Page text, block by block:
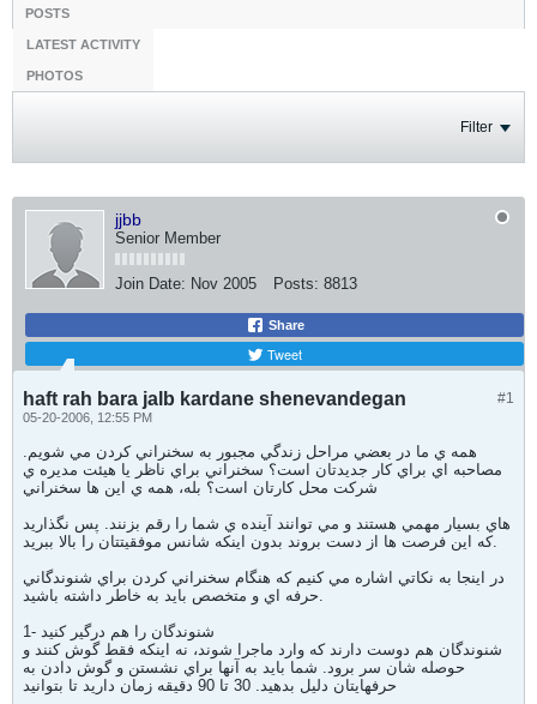
POSTS
LATEST ACTIVITY
PHOTOS
Filter
jjbb
Senior Member
Join Date: Nov 2005 Posts: 8813
Share
Tweet
#1
haft rah bara jalb kardane shenevandegan
05-20-2006, 12:55 PM
همه ي ما در بعضي مراحل زندگي مجبور به سخنراني کردن مي شويم.
مصاحبه اي براي کار جديدتان است؟ سخنراني براي ناظر يا هيئت مديره ي
شرکت محل کارتان است؟ بله، همه ي اين ها سخنراني
هاي بسيار مهمي هستند و مي توانند آينده ي شما را رقم بزنند. پس نگذاريد
که اين فرصت ها از دست بروند بدون اينکه شانس موفقيتتان را بالا ببريد.
در اينجا به نکاتي اشاره مي کنيم که هنگام سخنراني کردن براي شنوندگاني
حرفه اي و متخصص بايد به خاطر داشته باشيد.
1- شنوندگان را هم درگير کنيد
شنوندگان هم دوست دارند که وارد ماجرا شوند، نه اينکه فقط گوش کنند و
حوصله شان سر برود. شما بايد به آنها براي نشستن و گوش دادن به
حرفهايتان دليل بدهيد. 30 تا 90 دقيقه زمان داريد تا بتوانيد